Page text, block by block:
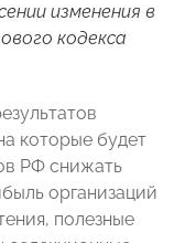
изменения в
кодекса
которые будет
РФ снижать
организаций
полезные